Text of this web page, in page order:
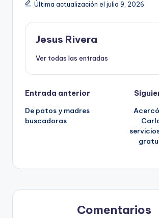
Última actualización el julio 9, 2026
Jesus Rivera
Ver todas las entradas
Navegación
de
Entrada anterior
De patos y madres
buscadoras
Comentarios